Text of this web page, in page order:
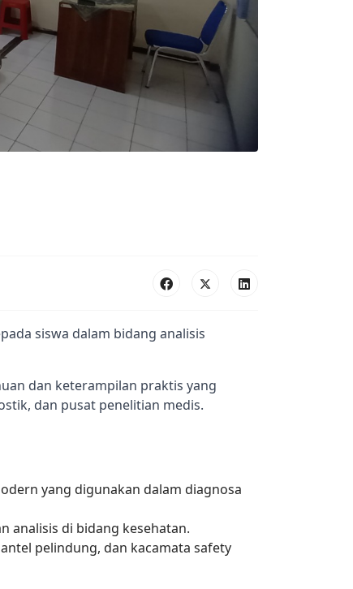
siswa dalam bidang analisis
dan pusat penelitian medis.
yang digunakan dalam diagnosa
analisis di bidang kesehatan.
pelindung, dan kacamata safety